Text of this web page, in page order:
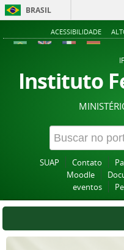
BRASIL
ACESSIBILIDADE
Instituto
SUAP Contato
Moodle
eventos